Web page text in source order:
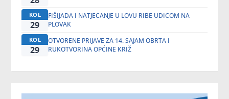
KOL
29
FIŠIJADA I NATJECANJE U LOVU RIBE UDICOM NA
PLOVAK
KOL
29
OTVORENE PRIJAVE ZA 14. SAJAM OBRTA I
RUKOTVORINA OPĆINE KRIŽ